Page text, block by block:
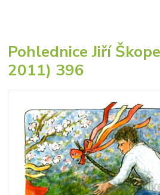
Pohlednice Jiří
2011) 396